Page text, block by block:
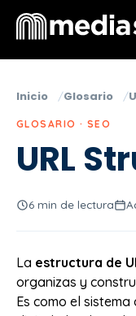
Inicio Glosario
GLOSARIO · SEO
URL
6 min de lectura
La estructura de
organizas y
Es como el